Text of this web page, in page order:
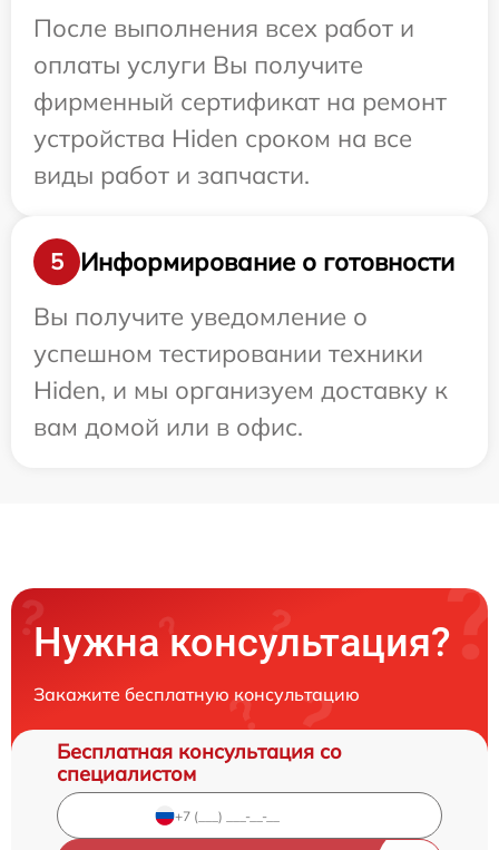
После выполнения всех работ и
оплаты услуги Вы получите
фирменный сертификат на ремонт
устройства Hiden сроком на все
виды работ и запчасти.
5
Информирование о готовности
Вы получите уведомление о
успешном тестировании техники
Hiden, и мы организуем доставку к
вам домой или в офис.
Нужна консультация?
Закажите бесплатную консультацию
Бесплатная консультация со
специалистом